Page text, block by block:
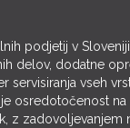
podjetij v
delov, dodatne
servisiranja vseh
osredotočenost
z zadovoljevanjem